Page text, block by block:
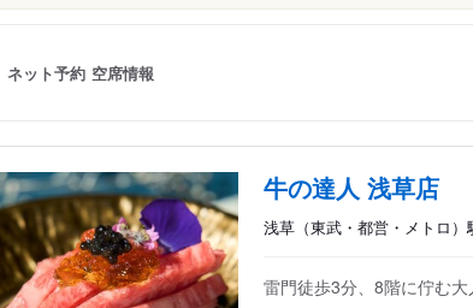
ネット予約 空席情報
牛の達人 浅草店
浅草（東武・都営・メトロ
雷門徒歩3分、8階に佇む